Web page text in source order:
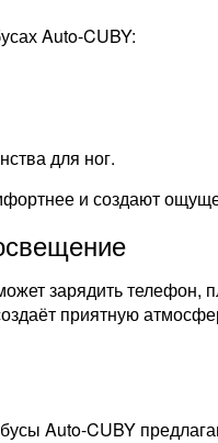
Auto-CUBY:
для ног.
и создают
зарядить телефон,
приятную
Auto-CUBY